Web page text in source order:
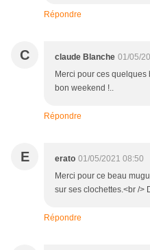
Répondre
C claude Blanche 01/05/
Merci pour ces
bon weekend !..
Répondre
E erato 01/05/2021 08:50
Merci pour ce beau
sur ses clochettes.<br />
Répondre